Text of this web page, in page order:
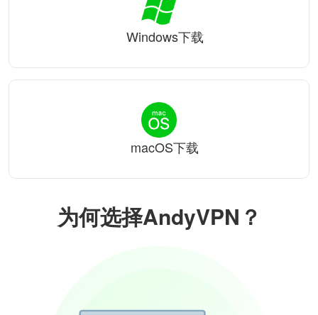
为何选择AndyVPN？
Windows下载
macOS下载